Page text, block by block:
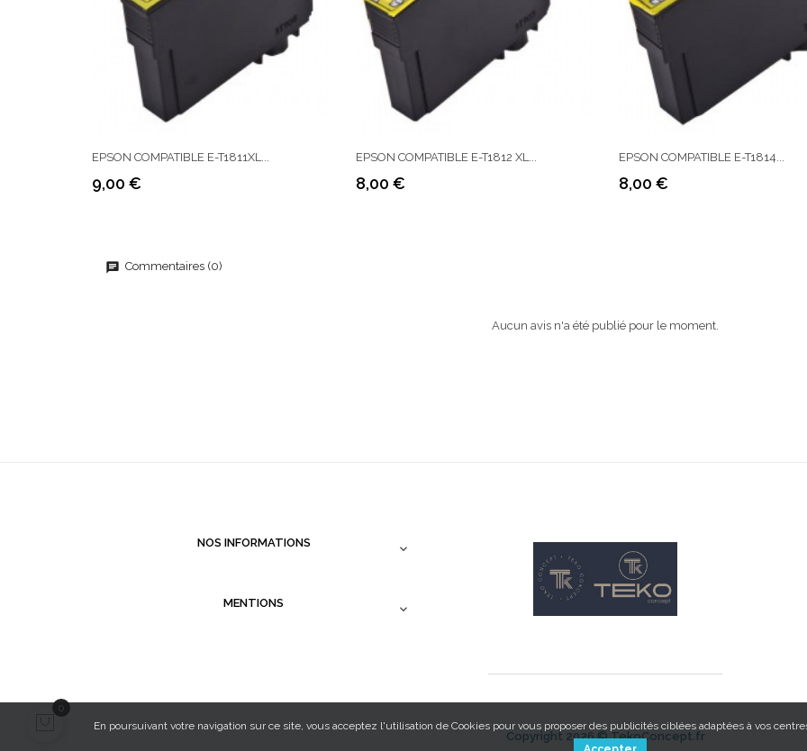
EPSON COMPATIBLE E-T1811XL...
Prix
9,00 €
EPSON COMPATIBLE E-T1812 XL...
Prix
8,00 €
EPSON COMPATIBLE E-T1814...
Prix
8,00 €
Commentaires (0)
Aucun avis n'a été publié pour le moment.
NOS INFORMATIONS 
MENTIONS 
Copyright 2026 ©TekoConcept.fr
0
En poursuivant votre navigation sur ce site, vous acceptez l'utilisation de Cookies pour vous proposer des publicités ciblées adaptées à vos